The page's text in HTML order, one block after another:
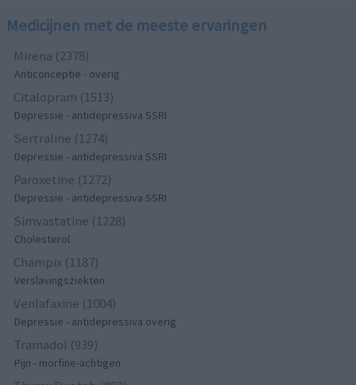
Medicijnen met de meeste ervaringen
Mirena (2378)
Anticonceptie - overig
Citalopram (1513)
Depressie - antidepressiva SSRI
Sertraline (1274)
Depressie - antidepressiva SSRI
Paroxetine (1272)
Depressie - antidepressiva SSRI
Simvastatine (1228)
Cholesterol
Champix (1187)
Verslavingsziekten
Venlafaxine (1004)
Depressie - antidepressiva overig
Tramadol (939)
Pijn - morfine-achtigen